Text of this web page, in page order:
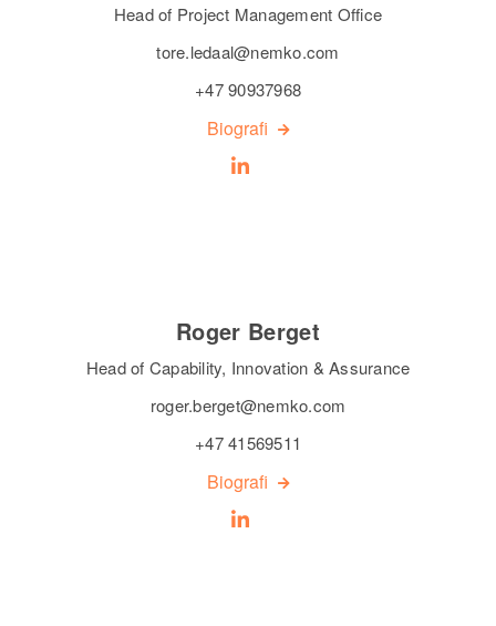
Head of Project Management Office
tore.ledaal@nemko.com
+47 90937968
Biografi
Roger Berget
Head of Capability, Innovation & Assurance
roger.berget@nemko.com
+47 41569511
Biografi